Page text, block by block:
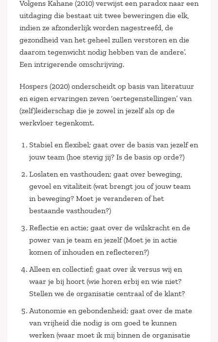
Volgens Kahane (2010) verwijst een paradox naar een
uitdaging die bestaat uit twee beweringen die elk,
indien ze afzonderlijk worden nagestreefd, de
gezondheid van het geheel zullen verstoren en die
daarom tegenwicht nodig hebben van de andere’.
Een intrigerende omschrijving.
Hospers (2020) onderscheidt op basis van literatuur
en eigen ervaringen zeven ‘oertegenstellingen’ van
(zelf)leiderschap die je zowel in jezelf als op de
werkvloer tegenkomt.
Stabiel en flexibel; gaat over de basis van jezelf en
jouw team (hoe stevig jij? Is de basis op orde?)
Loslaten en vasthouden; gaat over beweging,
gevoel en vitaliteit (wat brengt jou of jouw team
in beweging? Moet je veranderen of het
bestaande vasthouden?)
Reflectie en actie; gaat over de wilskracht en de
power van je team en jezelf (Moet je in actie
komen of inhouden en reflecteren?)
Alleen en collectief; gaat over ik versus wij en
waar je bij hoort (wie horen erbij en wie niet?
Stellen we de organisatie centraal of de klant?
Autonomie en gebondenheid; gaat over de mate
van vrijheid die nodig is om goed te kunnen
werken (waar moet ik mij binnen de organisatie